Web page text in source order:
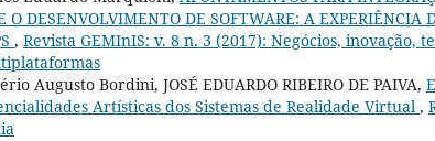
O DESENVOLVIMENTO DE SOFTWARE: A
, Revista GEMInIS: v. 8 n. 3 (2017): Negócios,
Augusto Bordini, JOSÉ EDUARDO RIBEIRO DE PAIVA,
Artísticas dos Sistemas de Realidade Virtual ,